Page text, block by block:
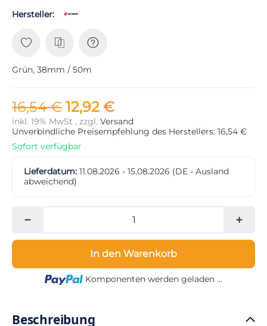
Hersteller:
Grün, 38mm / 50m
16,54 € 12,92 €
inkl. 19% MwSt , zzgl. Versand
Unverbindliche Preisempfehlung des Herstellers: 16,54 €
Sofort verfügbar
Lieferdatum: 11.08.2026 - 15.08.2026 (DE - Ausland
abweichend)
In den Warenkorb
Loading...
Komponenten werden geladen ...
Beschreibung